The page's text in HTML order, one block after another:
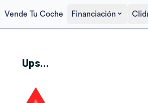
Vende Tu Coche Financiación
Ups...